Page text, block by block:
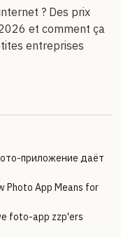
? Des prix
et comment ça
entreprises
приложение даёт
Photo App Means for
foto-app zzp'ers